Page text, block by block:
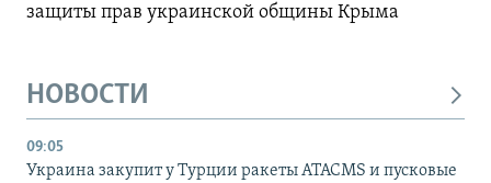
защиты прав украинской общины Крыма
НОВОСТИ
09:05
Украина закупит у Турции ракеты ATACMS и пусковые